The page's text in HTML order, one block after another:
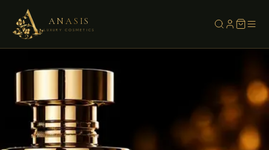
ANASIS
LUXURY COSMETICS